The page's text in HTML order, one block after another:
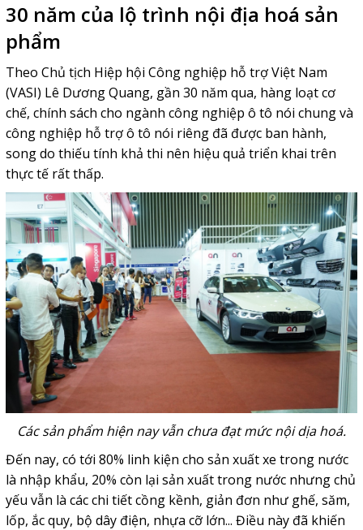
30 năm của lộ trình nội địa hoá sản
phẩm
Theo Chủ tịch Hiệp hội Công nghiệp hỗ trợ Việt Nam
(VASI) Lê Dương Quang, gần 30 năm qua, hàng loạt cơ
chế, chính sách cho ngành công nghiệp ô tô nói chung và
công nghiệp hỗ trợ ô tô nói riêng đã được ban hành,
song do thiếu tính khả thi nên hiệu quả triển khai trên
thực tế rất thấp.
Các sản phẩm hiện nay vẫn chưa đạt mức nội dịa hoá.
Đến nay, có tới 80% linh kiện cho sản xuất xe trong nước
là nhập khẩu, 20% còn lại sản xuất trong nước nhưng chủ
yếu vẫn là các chi tiết cồng kềnh, giản đơn như ghế, săm,
lốp, ắc quy, bộ dây điện, nhựa cỡ lớn... Điều này đã khiến